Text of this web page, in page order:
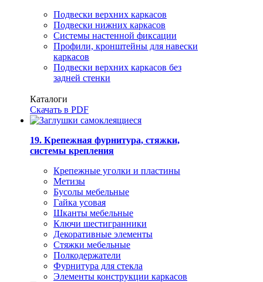
Подвески верхних каркасов
Подвески нижних каркасов
Системы настенной фиксации
Профили, кронштейны для навески
каркасов
Подвески верхних каркасов без
задней стенки
Каталоги
Скачать в PDF
19. Крепежная фурнитура, стяжки,
системы крепления
Крепежные уголки и пластины
Метизы
Бусолы мебельные
Гайка усовая
Шканты мебельные
Ключи шестигранники
Декоративные элементы
Стяжки мебельные
Полкодержатели
Фурнитура для стекла
Элементы конструкции каркасов